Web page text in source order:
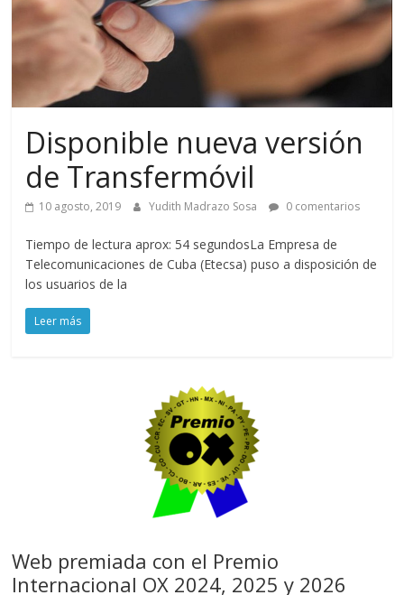
Disponible nueva versión
de Transfermóvil
10 agosto, 2019 Yudith Madrazo Sosa 0 comentarios
Tiempo de lectura aprox: 54 segundosLa Empresa de
Telecomunicaciones de Cuba (Etecsa) puso a disposición de
los usuarios de la
Leer más
Web premiada con el Premio
Internacional OX 2024, 2025 y 2026